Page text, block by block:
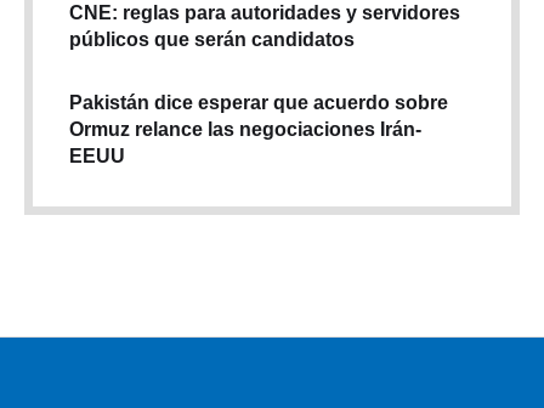
CNE: reglas para autoridades y servidores
públicos que serán candidatos
Pakistán dice esperar que acuerdo sobre
Ormuz relance las negociaciones Irán-
EEUU